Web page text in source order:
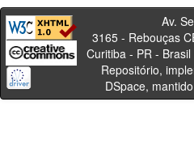
Av. Sete de
3165 - Rebouças
Curitiba -
Repositório,
DSpace,